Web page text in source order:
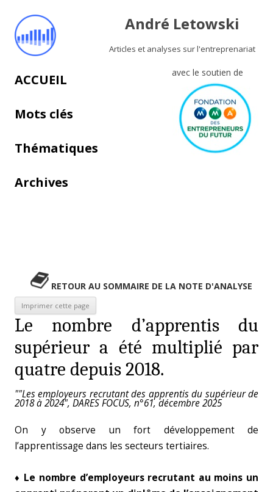
André Letowski
Articles et analyses sur l'entreprenariat
avec le soutien de
Aller au contenu principal
ACCUEIL
Mots clés
Thématiques
Archives
RETOUR AU SOMMAIRE DE LA NOTE D'ANALYSE
Le nombre d’apprentis du
supérieur a été multiplié par
quatre depuis 2018.
""Les employeurs recrutant des apprentis du supérieur de
2018 à 2024", DARES FOCUS, n°61, décembre 2025
On y observe un fort développement de
l’apprentissage dans les secteurs tertiaires.
♦ Le nombre d’employeurs recrutant au moins un